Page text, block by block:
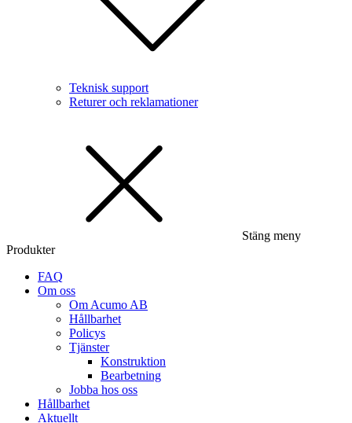
Teknisk support
Returer och reklamationer
Stäng meny
Produkter
FAQ
Om oss
Om Acumo AB
Hållbarhet
Policys
Tjänster
Konstruktion
Bearbetning
Jobba hos oss
Hållbarhet
Aktuellt